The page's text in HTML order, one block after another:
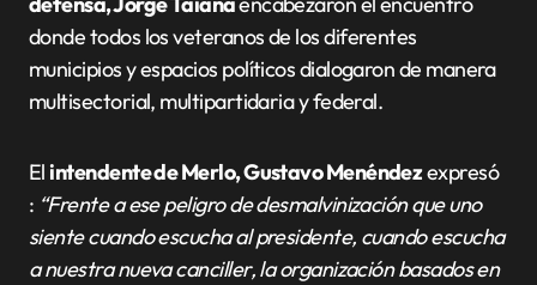
donde todos los veteranos de los diferentes
municipios y espacios políticos dialogaron de manera
multisectorial, multipartidaria y federal.
El intendente de Merlo, Gustavo Menéndezexpresó
: “Frente a ese peligro de desmalvinización que uno
siente cuando escucha al presidente, cuando escucha
a nuestra nueva canciller, la organización basados en